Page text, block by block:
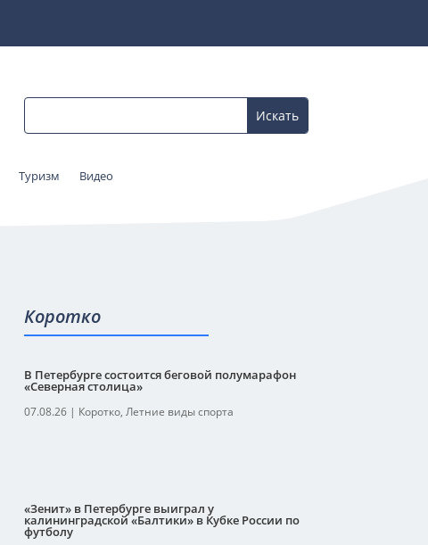
Туризм Видео
Коротко
В Петербурге состоится беговой полумарафон
«Северная столица»
07.08.26| Коротко, Летние виды спорта
«Зенит» в Петербурге выиграл у
калининградской «Балтики» в Кубке России по
футболу